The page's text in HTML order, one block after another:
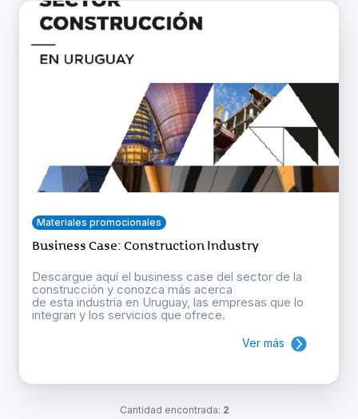
Materiales promocionales
Business Case: Construction Industry
Descargue aquí el business case del sector de la
construcción y conozca más acerca
de esta industria en Uruguay, las empresas que lo
integran y los servicios que ofrece.
Ver más
Cantidad encontrada: 2